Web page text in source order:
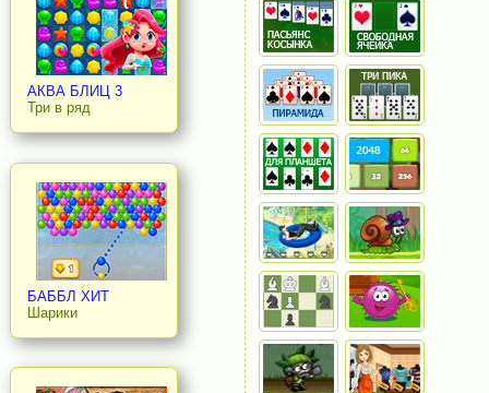
АКВА БЛИЦ 3
Три в ряд
БАББЛ ХИТ
Шарики